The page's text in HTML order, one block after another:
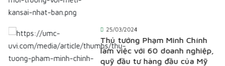
25/03/2024
Thủ tướng Phạm Minh Chính
làm việc với 60 doanh nghiệp,
quỹ đầu tư hàng đầu của Mỹ